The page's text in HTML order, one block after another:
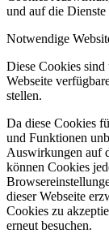
und auf die
Notwendige
Diese Cookies
Webseite
stellen.
Da diese Cookies
und Funktionen
Auswirkungen auf
können Cookies
dieser Webseite
Cookies zu
erneut besuchen.